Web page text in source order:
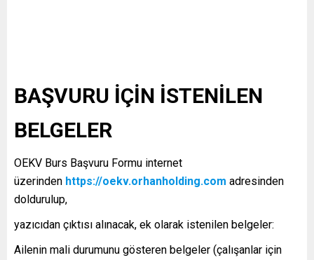
BAŞVURU İÇİN İSTENİLEN
BELGELER
OEKV Burs Başvuru Formu internet
üzerinden https://oekv.orhanholding.com adresinden
doldurulup,
yazıcıdan çıktısı alınacak, ek olarak istenilen belgeler:
Ailenin mali durumunu gösteren belgeler (çalışanlar için